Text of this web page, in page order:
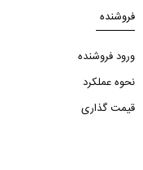
فروشنده
ورود فروشنده
نحوه عملکرد
قیمت گذاری